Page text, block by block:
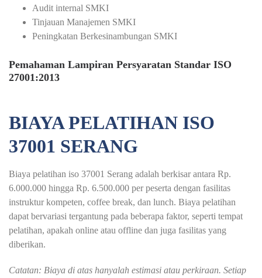
Audit internal SMKI
Tinjauan Manajemen SMKI
Peningkatan Berkesinambungan SMKI
Pemahaman Lampiran Persyaratan Standar ISO
27001:2013
BIAYA PELATIHAN ISO
37001 SERANG
Biaya pelatihan iso 37001 Serang adalah berkisar antara Rp.
6.000.000 hingga Rp. 6.500.000 per peserta dengan fasilitas
instruktur kompeten, coffee break, dan lunch. Biaya pelatihan
dapat bervariasi tergantung pada beberapa faktor, seperti tempat
pelatihan, apakah online atau offline dan juga fasilitas yang
diberikan.
Catatan: Biaya di atas hanyalah estimasi atau perkiraan. Setiap